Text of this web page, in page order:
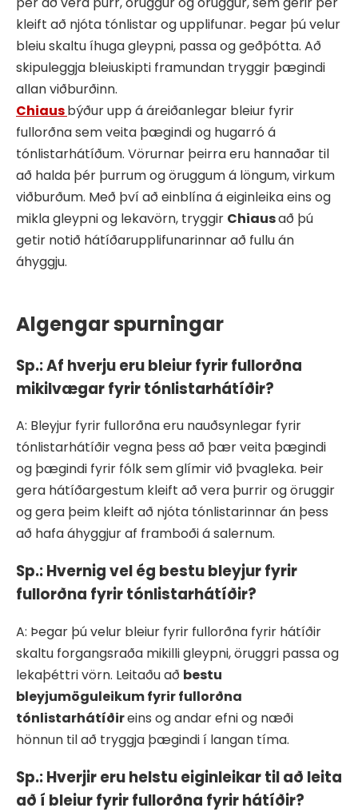
kleift að njóta tónlistar og upplifunar. Þegar þú velur
bleiu skaltu íhuga gleypni, passa og geðþótta. Að
skipuleggja bleiuskipti framundan tryggir þægindi
allan viðburðinn.
Chiausbýður upp á áreiðanlegar bleiur fyrir
fullorðna sem veita þægindi og hugarró á
tónlistarhátíðum. Vörurnar þeirra eru hannaðar til
að halda þér þurrum og öruggum á löngum, virkum
viðburðum. Með því að einblína á eiginleika eins og
mikla gleypni og lekavörn, tryggir Chiausað þú
getir notið hátíðarupplifunarinnar að fullu án
áhyggju.
Algengar spurningar
Sp.: Af hverju eru bleiur fyrir fullorðna
mikilvægar fyrir tónlistarhátíðir?
A: Bleyjur fyrir fullorðna eru nauðsynlegar fyrir
tónlistarhátíðir vegna þess að þær veita þægindi
og þægindi fyrir fólk sem glímir við þvagleka. Þeir
gera hátíðargestum kleift að vera þurrir og öruggir
og gera þeim kleift að njóta tónlistarinnar án þess
að hafa áhyggjur af framboði á salernum.
Sp.: Hvernig vel ég bestu bleyjur fyrir
fullorðna fyrir tónlistarhátíðir?
A: Þegar þú velur bleiur fyrir fullorðna fyrir hátíðir
skaltu forgangsraða mikilli gleypni, öruggri passa og
lekaþéttri vörn. Leitaðu að bestu
bleyjumöguleikum fyrir fullorðna
tónlistarhátíðireins og andar efni og næði
hönnun til að tryggja þægindi í langan tíma.
Sp.: Hverjir eru helstu eiginleikar til að leita
að í bleiur fyrir fullorðna fyrir hátíðir?